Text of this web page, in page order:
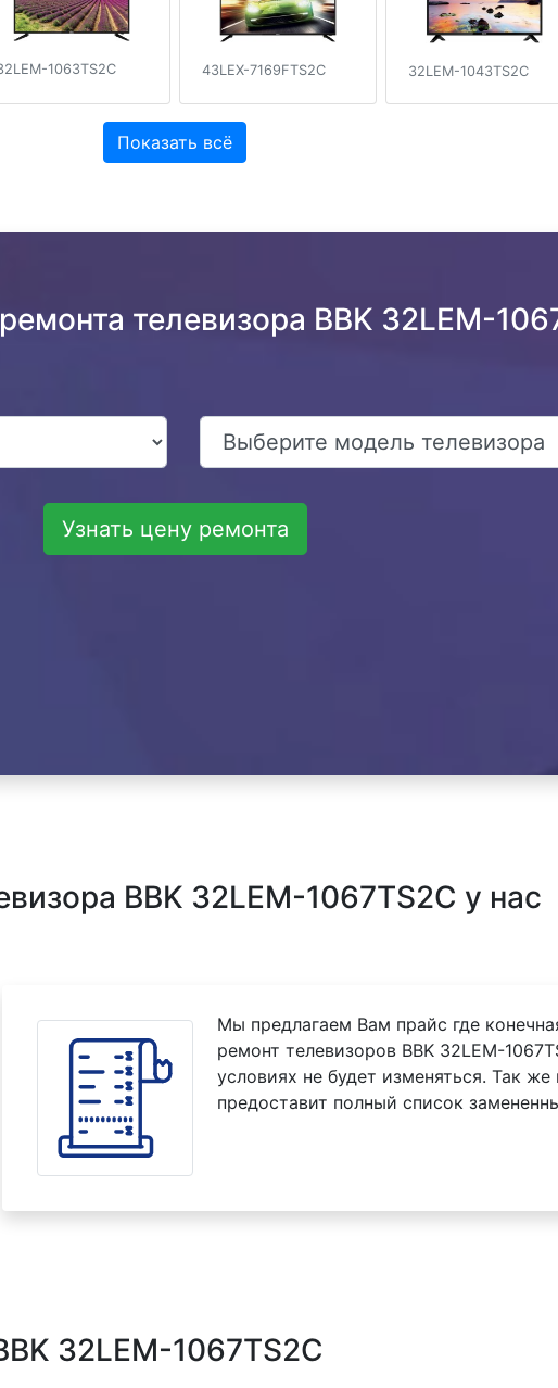
1063TS2C 43LEX-7169FTS2C 32LEM-1043TS2C
Показать всё
телевизора BBK 32LEM-
Узнать цену ремонта
BBK 32LEM-1067TS2C у нас
Мы предлагаем Вам прайс где
ремонт телевизоров BBK 32LEM-
условиях не будет изменяться. Так же
предоставит полный список
32LEM-1067TS2C